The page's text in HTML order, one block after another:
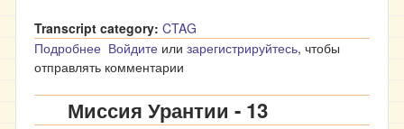
Transcript category: CTAG
Подробнее о Миссия Урантии - 16
Войдите или зарегистрируйтесь, чтобы
отправлять комментарии
Миссия Урантии - 13